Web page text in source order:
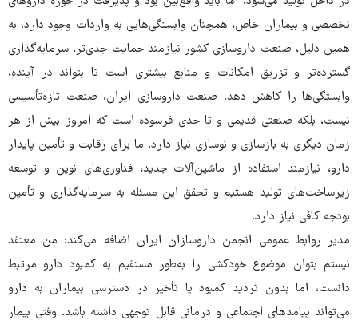
تخصصی و بیماران خاص، همچنان وابستگی‌هایی به واردات وجود دارد. به
همین دلیل، صنعت داروسازی کشور نیازمند حمایت جدی‌تر، سرمایه‌گذاری
گسترده‌تر و تزریق امکانات و منابع بیشتری است تا بتواند در آینده،
وابستگی‌ها را کاهش دهد. صنعت داروسازی ایران، صنعت تازه‌تأسیسی
نیست، بلکه صنعتی قدیمی و تا حدی فرسوده است که امروز بیش از هر
زمان دیگری به بازسازی و نوسازی نیاز دارد. ما برای رقابت و تأمین پایدار
دارو، نیازمند استفاده از ماشین‌آلات جدید، فناوری‌های نوین و توسعه
زیرساخت‌های تولید هستیم و تحقق این مسئله به سرمایه‌گذاری و تأمین
بودجه کافی نیاز دارد.
مدیر روابط عمومی انجمن داروسازان ایران اضافه می‌کند: من معتقد
نیستم بتوان موضوع خودکشی را به‌طور مستقیم به کمبود دارو مرتبط
دانست، اما بدون تردید کمبود یا تأخیر در دسترسی بیماران به دارو
می‌تواند پیامدهای اجتماعی و درمانی قابل توجهی داشته باشد. وقتی بیمار